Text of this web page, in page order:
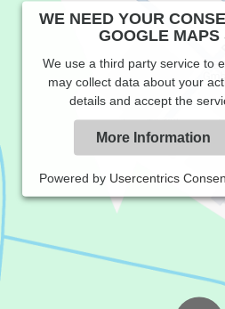
WE NEED YOUR
GOOGLE MAPS
We use a third party service to
may collect data about your
details and accept the
More Information
Powered by Usercentrics